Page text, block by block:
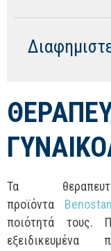
Τα
προϊόντα Benostan
ποιότητά τους.
εξειδικευμένα